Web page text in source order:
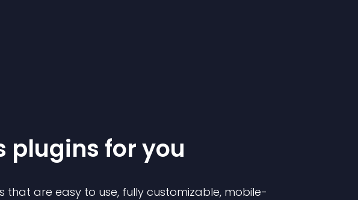
plugins for you
s that are easy to use, fully customizable, mobile-